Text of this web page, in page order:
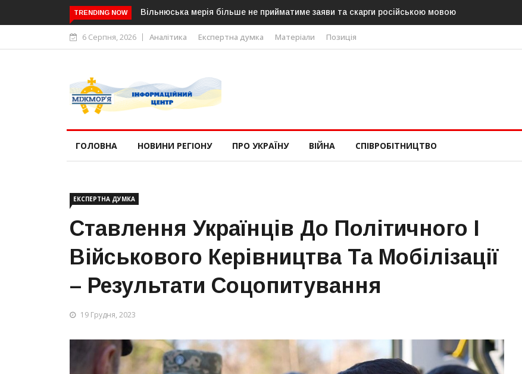
TRENDING NOW
та скарги російською мовоюВ Угорщині можуть обрати нового президента вже 11 серпня — фракція
«Тиси»
6 Серпня, 2026 Аналітика Експертна думка Матеріали Позиція
ГОЛОВНА НОВИНИ РЕГІОНУ ПРО УКРАЇНУ ВІЙНА СПІВРОБІТНИЦТВО
ЕКСПЕРТНА ДУМКА
Ставлення Українців До Політичного І
Військового Керівництва Та Мобілізації
– Результати Соцопитування
19 Грудня, 2023